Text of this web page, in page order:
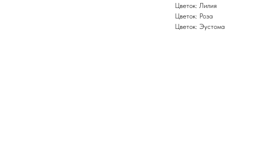
Цветок: Лилия
Цветок: Роза
Цветок: Эустома